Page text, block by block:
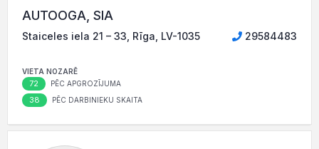
AUTOOGA, SIA
Staiceles iela 21 – 33, Rīga, LV-1035 29584483
VIETA NOZARĒ
72 PĒC APGROZĪJUMA
38 PĒC DARBINIEKU SKAITA